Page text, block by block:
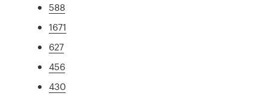
588
1671
627
456
430